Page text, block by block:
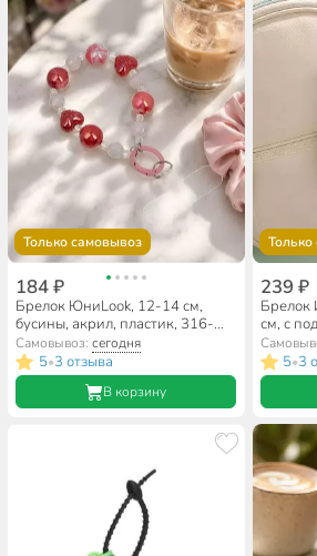
Только самовывоз
184 ₽
Брелок ЮниLook, 12-14 см,
бусины, акрил, пластик, 316-
384, в ассортименте
Самовывоз:сегодня
5•3 отзыва
В корзину
239 ₽
Брелок
см, с
502, в
5•3